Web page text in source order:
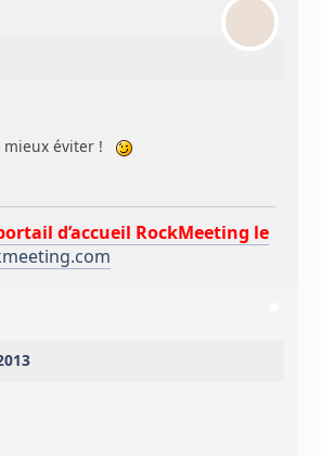
mieux éviter !
d’accueil RockMeeting le